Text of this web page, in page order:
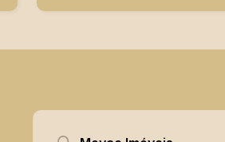
comodidade Banheiros amplos Piso
charme e praticidade 4 vagas de
negócios! Entre em contato para mais